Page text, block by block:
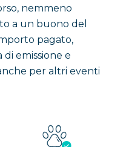
nemmeno
a un buono del
pagato,
emissione e
per altri eventi